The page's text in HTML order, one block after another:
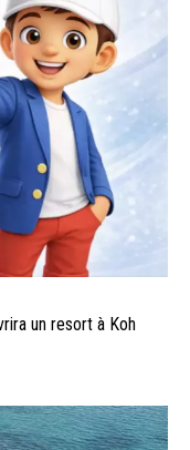
un resort à Koh